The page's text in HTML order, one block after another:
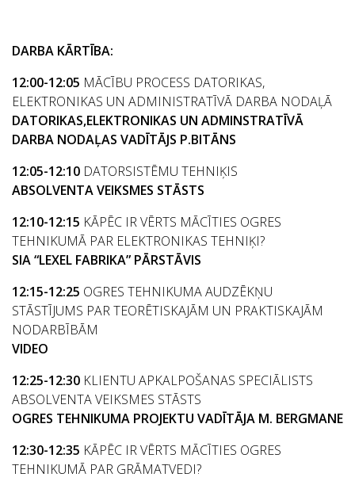
DARBA KĀRTĪBA:
12:00-12:05 MĀCĪBU PROCESS DATORIKAS,
ELEKTRONIKAS UN ADMINISTRATĪVĀ DARBA NODAĻĀ
DATORIKAS,ELEKTRONIKAS UN ADMINSTRATĪVĀ
DARBA NODAĻAS VADĪTĀJS P.BITĀNS
12:05-12:10 DATORSISTĒMU TEHNIĶIS
ABSOLVENTA VEIKSMES STĀSTS
12:10-12:15 KĀPĒC IR VĒRTS MĀCĪTIES OGRES
TEHNIKUMĀ PAR ELEKTRONIKAS TEHNIĶI?
SIA “LEXEL FABRIKA” PĀRSTĀVIS
12:15-12:25 OGRES TEHNIKUMA AUDZĒKŅU
STĀSTĪJUMS PAR TEORĒTISKAJĀM UN PRAKTISKAJĀM
NODARBĪBĀM
VIDEO
12:25-12:30 KLIENTU APKALPOŠANAS SPECIĀLISTS
ABSOLVENTA VEIKSMES STĀSTS
OGRES TEHNIKUMA PROJEKTU VADĪTĀJA M. BERGMANE
12:30-12:35 KĀPĒC IR VĒRTS MĀCĪTIES OGRES
TEHNIKUMĀ PAR GRĀMATVEDI?